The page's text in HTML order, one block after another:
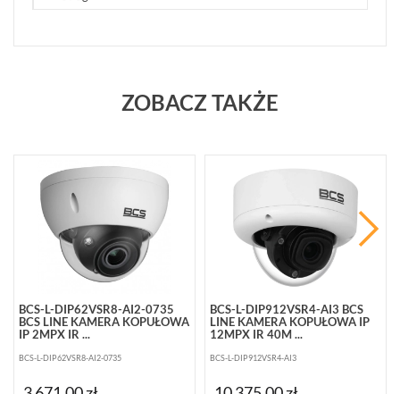
ZOBACZ TAKŻE
BCS-L-DIP62VSR8-AI2-0735
BCS LINE KAMERA KOPUŁOWA
IP 2MPX IR ...
BCS-L-DIP62VSR8-AI2-0735
BCS-L-DIP912VSR4-AI3 BCS
LINE KAMERA KOPUŁOWA IP
12MPX IR 40M ...
BCS-L-DIP912VSR4-AI3